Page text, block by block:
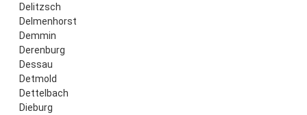
Delitzsch
Delmenhorst
Demmin
Derenburg
Dessau
Detmold
Dettelbach
Dieburg